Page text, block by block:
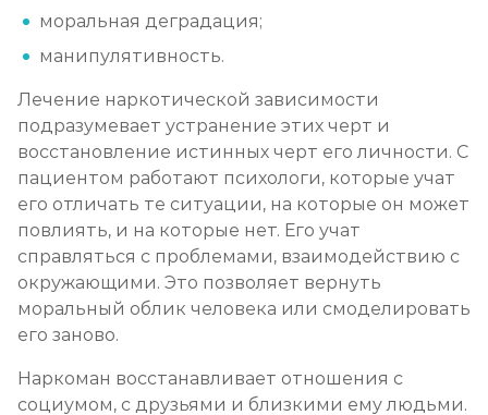
моральная деградация;
манипулятивность.
Лечение наркотической зависимости
подразумевает устранение этих черт и
восстановление истинных черт его личности. С
пациентом работают психологи, которые учат
его отличать те ситуации, на которые он может
повлиять, и на которые нет. Его учат
справляться с проблемами, взаимодействию с
окружающими. Это позволяет вернуть
моральный облик человека или смоделировать
его заново.
Наркоман восстанавливает отношения с
социумом, с друзьями и близкими ему людьми.